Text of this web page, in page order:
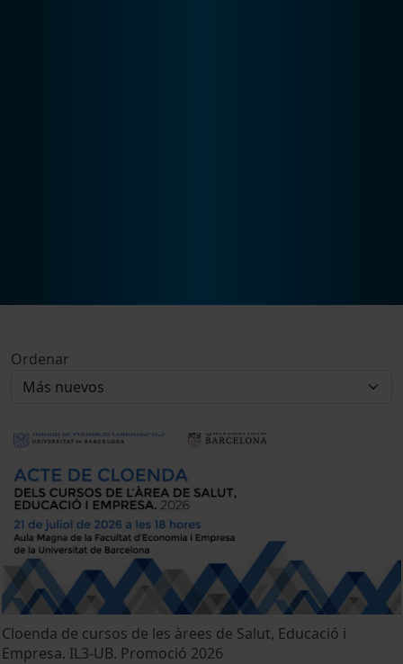
Ordenar
Cloenda de cursos de les àrees de Salut, Educació i
Empresa. IL3-UB. Promoció 2026